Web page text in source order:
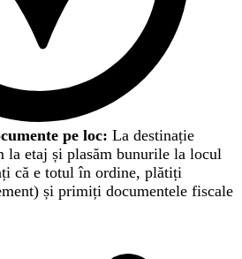
pe loc: La destinație
la etaj și plasăm bunurile la locul
că e totul în ordine, plătiți
și primiți documentele fiscale